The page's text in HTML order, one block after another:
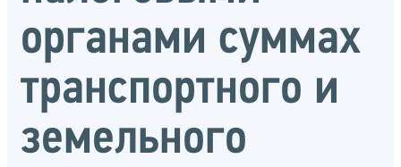
органами суммах
транспортного и
земельного